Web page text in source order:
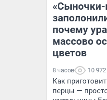
«Сыночки-
почему
массово
цветов
8 часов 10 972
Как
перцы —